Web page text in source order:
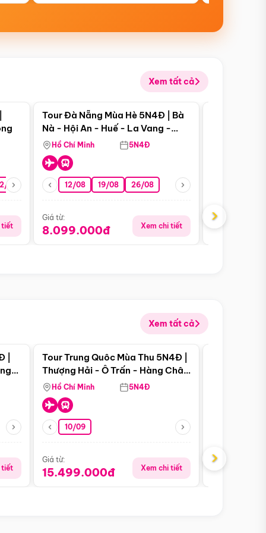
Xem tất cả
08 26/08 05/09 09/09 12/09
tiết
Điểm nổi bật
Tour Đà Nẵng Mùa Hè 5N4Đ | Bà
Nà - Hội An - Huế - La Vang -
Động Thiên Đường
Hồ Chí Minh 5N4Đ
12/08 19/08 26/08
Giá từ:
8.099.000đ Xem chi tiết
Giá từ:
›
Xem tất cả
|
tiết
Điểm nổi bật
Tour Trung Quôc Mùa Thu 5N4Đ |
Thượng Hải - Ô Trấn - Hàng Châu
(Tour Không Shopping)
Hồ Chí Minh 5N4Đ
10/09
Giá từ:
15.499.000đ Xem chi tiết
Giá từ:
›